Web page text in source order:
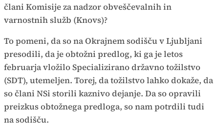
člani Komisije za nadzor obveščevalnih in
varnostnih služb (Knovs)?
To pomeni, da so na Okrajnem sodišču v Ljubljani
presodili, da je obtožni predlog, ki ga je letos
februarja vložilo Specializirano državno tožilstvo
(SDT), utemeljen. Torej, da tožilstvo lahko dokaže, da
so člani NSi storili kaznivo dejanje. Da so opravili
preizkus obtožnega predloga, so nam potrdili tudi
na sodišču.